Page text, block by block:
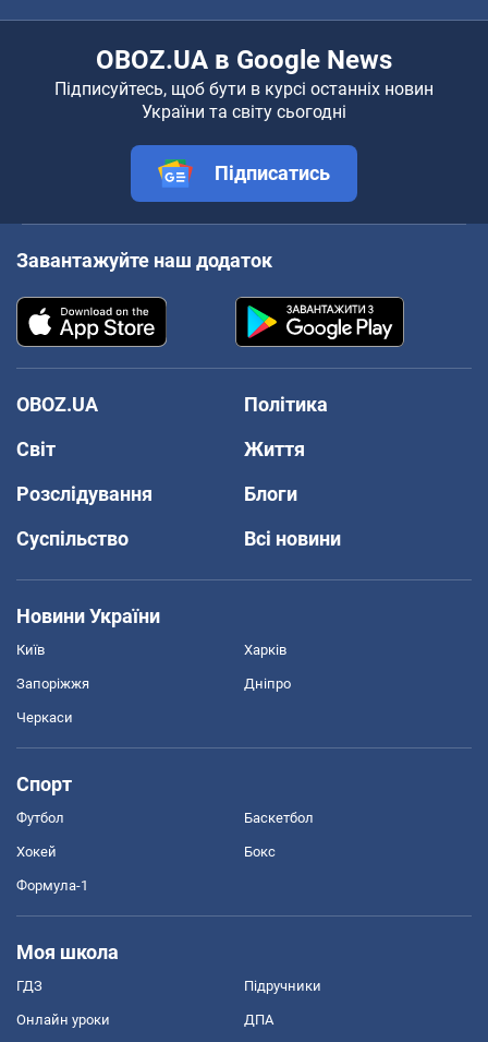
OBOZ.UA в Google News
Підписуйтесь, щоб бути в курсі останніх новин
України та світу сьогодні
Підписатись
Завантажуйте наш додаток
OBOZ.UA
Політика
Світ
Життя
Розслідування
Блоги
Суспільство
Всі новини
Новини України
Київ Харків
Запоріжжя Дніпро
Черкаси
Спорт
Футбол Баскетбол
Хокей Бокс
Формула-1
Моя школа
ГДЗ Підручники
Онлайн уроки ДПА